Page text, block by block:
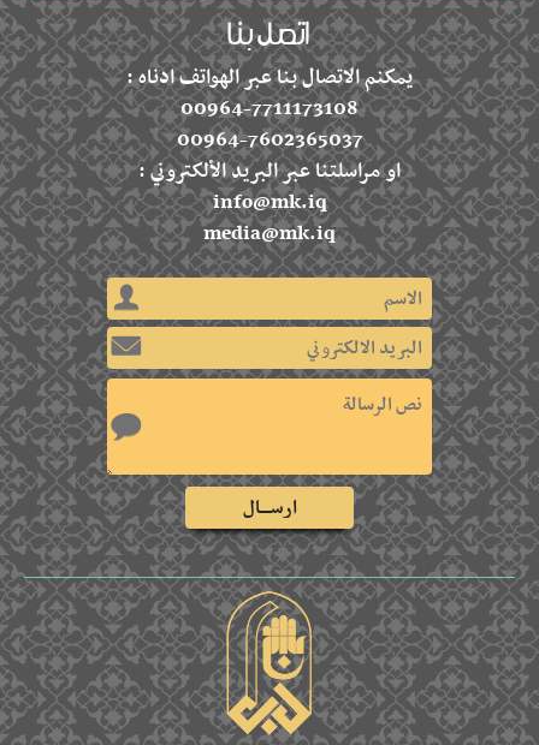
يمكنم الاتصال بنا عبر الهواتف ادناه :
00964-7711173108
00964-7602365037
او مراسلتنا عبر البريد الألكتروني :
info@mk.iq
media@mk.iq